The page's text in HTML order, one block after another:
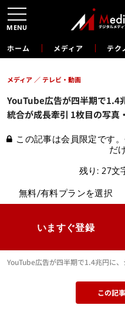
ホーム メディア テク
YouTube広告が四半期で1.4
統合が成長牽引 1枚目の写真
メディア テレビ・動画
この記事は会員限定です
だ
残り: 27文
無料/有料プランを選択
いますぐ登録
YouTube広告が四半期で1.4兆円に
この記
MENU